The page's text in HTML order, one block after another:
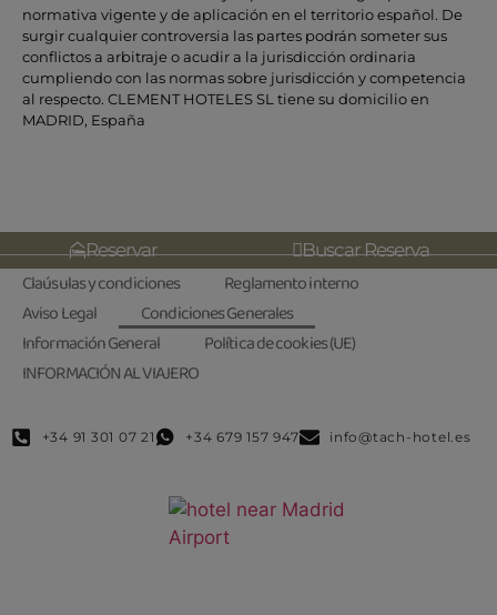
normativa vigente y de aplicación en el territorio español. De
surgir cualquier controversia las partes podrán someter sus
conflictos a arbitraje o acudir a la jurisdicción ordinaria
cumpliendo con las normas sobre jurisdicción y competencia
al respecto. CLEMENT HOTELES SL tiene su domicilio en
MADRID, España
Reservar Buscar Reserva
Claúsulas y condiciones
Reglamento interno
Aviso Legal
Condiciones Generales
Información General
Política de cookies (UE)
INFORMACIÓN AL VIAJERO
+34 91 301 07 21 +34 679 157 947 info@tach-hotel.es